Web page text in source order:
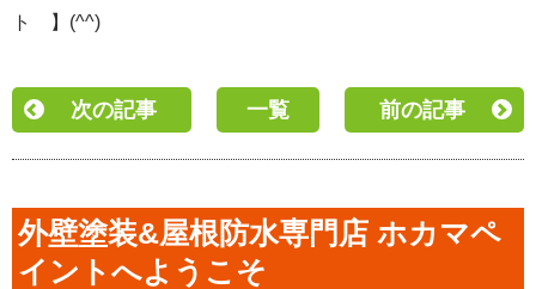
ト 】(^^)
次の記事 一覧 前の記事
外壁塗装&屋根防水専門店 ホカマペ
イントへようこそ